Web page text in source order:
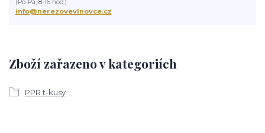
Zboží zařazeno v kategoriích
PPR t-kusy
(Po-Pá, 8-16 hod.)
info@nerezovevlnovce.cz